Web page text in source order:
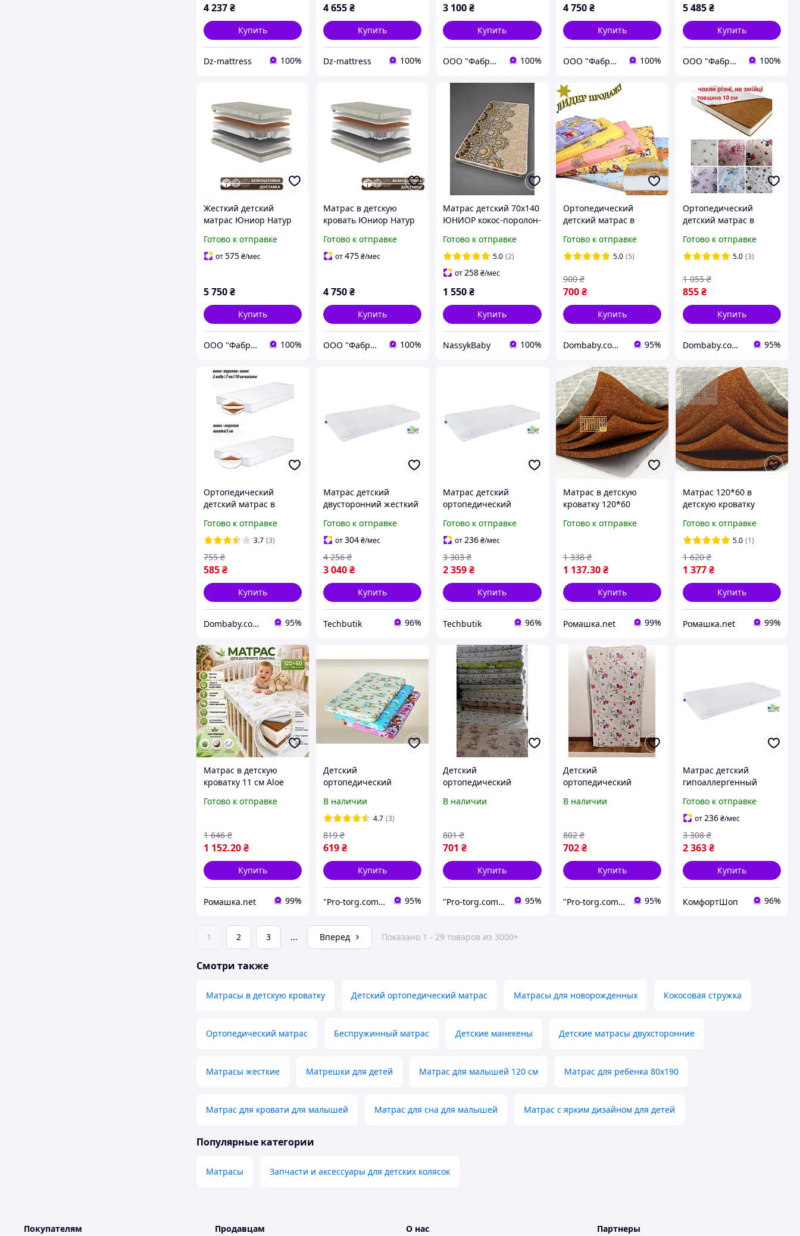
4 237₴
Купить
Dz-mattress 100%
4 655₴
Купить
Dz-mattress 100%
гипоаллергенный
3 100₴
Купить
ООО "Фабрикум" - магазин ортопедических матрасов 100%
правильной осанки
4 750 ₴
Купить
ООО "Фабрикум" - магазин ортопедических матрасов 100%
правильной осанки
5 485₴
Купить
ООО "Фабрикум" - магазин ортопедических матрасов 100%
Жесткий детский
матрас Юниор Натур
ортопедический для
правильной осанки
Готово к отправке
от575₴/мес
5 750₴
Купить
ООО "Фабрикум" - магазин ортопедических матрасов 100%
Матрас в детскую
кровать Юниор Натур
жесткий
ортопедический для
Готово к отправке
от475₴/мес
4 750₴
Купить
ООО "Фабрикум" - магазин ортопедических матрасов 100%
Матрас детский 70х140
ЮНИОР кокос-поролон-
Готово к отправке
5.0 (2)
от258₴/мес
1 550₴
Купить
NassykBaby 100%
Ортопедический
детский матрас в
кокос-поролон-кокос
(КПК) - детский
Готово к отправке
5.0 (5)
700 ₴
900 ₴
Купить
Dombaby.com.ua - интернет магазин детских товаров 95%
Ортопедический
детский матрас в
120*60*10 см - детский
матрац в манеж
Готово к отправке
5.0 (3)
855₴
1 055 ₴
Купить
Dombaby.com.ua - интернет магазин детских товаров 95%
Ортопедический
детский матрас в
(белый цвет), матрац в
манеж кокос-поролон
Готово к отправке
3.7 (3)
585₴
755 ₴
Купить
Dombaby.com.ua - интернет магазин детских товаров 95%
Матрас детский
двусторонний жесткий
Eurosleep BT-15217
Готово к отправке
от304₴/мес
3 040₴
4 256 ₴
Купить
Techbutik 96%
Матрас детский
ортопедический
Eurosleep BT-17392
Готово к отправке
от236₴/мес
2 359₴
3 303 ₴
Купить
Techbutik 96%
Матрас в детскую
кроватку 120*60
Стандарт 4 слоя
новорожденных 0265
Белый
Готово к отправке
1 137.30 ₴
1 338 ₴
Купить
Ромашка.net 99%
Матрас 120*60 в
детскую кроватку
Комфорт 5 слоёв
кокосовой койры для
новорожденных 0264
Белый
Готово к отправке
5.0 (1)
1 377₴
1 620 ₴
Купить
Ромашка.net 99%
Матрас в детскую
кроватку 11 см Aloe
ортопедический
новорожденных
Готово к отправке
1 152.20₴
1 646 ₴
Купить
Ромашка.net 99%
Детский
ортопедический
(кокос-поролон)
В наличии
4.7 (3)
619₴
819 ₴
Купить
"Pro-torg.com.ua" - интернет-магазин детских товаров и игрушек 95%
Детский
ортопедический
кокос-поролон-кокос)
В наличии
701 ₴
801 ₴
Купить
"Pro-torg.com.ua" - интернет-магазин детских товаров и игрушек 95%
Детский
ортопедический
кокос-поролон-кокос)
В наличии
702 ₴
802 ₴
Купить
"Pro-torg.com.ua" - интернет-магазин детских товаров и игрушек 95%
Матрас детский
гипоаллергенный
Eurosleep FK-10636
Готово к отправке
от236₴/мес
2 363₴
3 308 ₴
Купить
КомфортШоп 96%
1 2 3 ... Вперед Показано 1 - 29 товаров из 3000+
Смотри также
Матрасы в детскую кроватку Детский ортопедический матрас Матрасы для новорожденных Кокосовая стружка
Ортопедический матрас Беспружинный матрас Детские манекены Детские матрасы двухсторонние
Матрасы жесткие Матрешки для детей Матрас для малышей 120 см Матрас для ребенка 80х190
Матрас для кровати для малышей Матрас для сна для малышей Матрас с ярким дизайном для детей
Популярные категории
Матрасы Запчасти и аксессуары для детских колясок
Покупателям Продавцам О нас Партнеры